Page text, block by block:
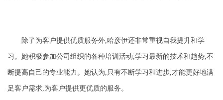
除了为客户提供优质服务外,哈彦伊还非常重视自我提升和学
习。她积极参加公司组织的各种培训活动,学习最新的技术和趋势,不
断提高自己的专业能力。她认为,只有不断学习和进步,才能更好地满
足客户需求,为客户提供更优质的服务。